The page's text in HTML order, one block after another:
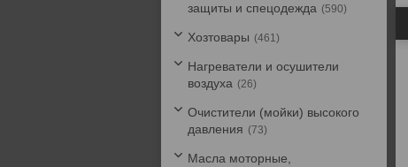
защиты и спецодежда
590
Хозтовары 461
Нагреватели и осушители
воздуха
26
Очистители (мойки) высокого
давления
73
Масла моторные,